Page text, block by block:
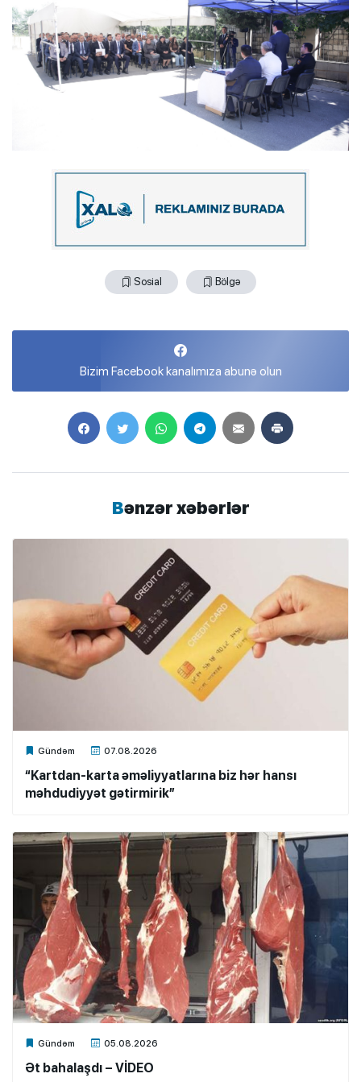
Sosial Bölgə
Bizim Facebook kanalımıza abunə olun
Bənzər xəbərlər
Gündəm 07.08.2026
Xalq.Online
“Kartdan-karta əməliyyatlarına biz hər hansı
məhdudiyyət gətirmirik”
Gündəm 05.08.2026
Xalq.Online
Ət bahalaşdı – VİDEO